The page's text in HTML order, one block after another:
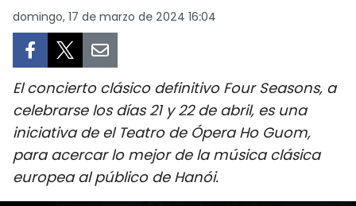
SALUD - MEDIO AMBIENTE
CULTURA - ENTRETENIMIENTO
INTERNACIONAL
domingo, 17 de marzo de 2024 16:04
El concierto clásico definitivo Four Seasons, a
celebrarse los días 21 y 22 de abril, es una
iniciativa de el Teatro de Ópera Ho Guom,
para acercar lo mejor de la música clásica
europea al público de Hanói.